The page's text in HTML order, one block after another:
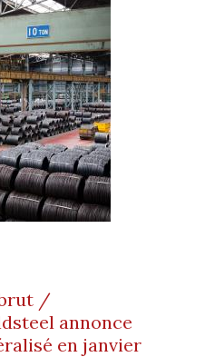
/
annonce
en janvier